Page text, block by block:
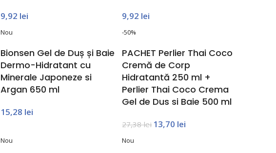
9,92 lei 9,92 lei
Nou
Bionsen Gel de Duș și Baie
Dermo-Hidratant cu
Minerale Japoneze si
Argan 650 ml
15,28 lei
-50%
PACHET Perlier Thai Coco
Cremă de Corp
Hidratantă 250 ml +
Perlier Thai Coco Crema
Gel de Dus si Baie 500 ml
27,38lei 13,70 lei
Nou Nou